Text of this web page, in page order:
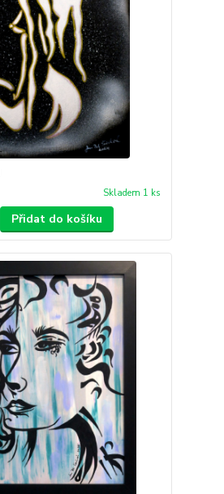
Skladem 1 ks
Přidat do košíku